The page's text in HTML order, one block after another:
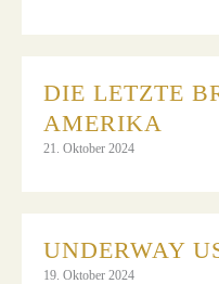
DIE LETZTE
AMERIKA
21. Oktober 2024
UNDERWAY
19. Oktober 2024